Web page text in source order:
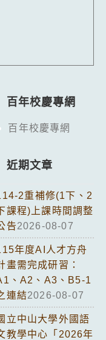
百年校慶專網
百年校慶專網
近期文章
2重補修(1下、2
課程)上課時間調整
告2026-08-07
年度AI人才方舟
畫需完成研習：
、A2、A3、B5-1
連結2026-08-07
立中山大學外國語
教學中心「2026年